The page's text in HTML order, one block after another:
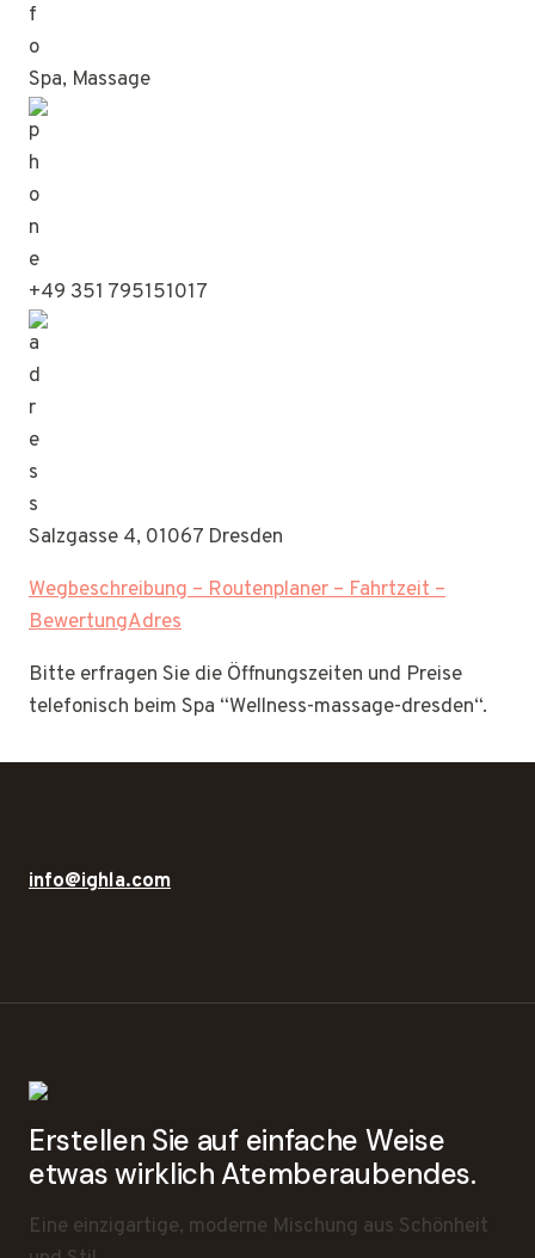
Spa, Massage
+49 351 795151017
Salzgasse 4, 01067 Dresden
Wegbeschreibung – Routenplaner – Fahrtzeit –
BewertungAdres
Bitte erfragen Sie die Öffnungszeiten und Preise
telefonisch beim Spa “Wellness-massage-dresden“.
info@ighla.com
Erstellen Sie auf einfache Weise
etwas wirklich Atemberaubendes.
Eine einzigartige, moderne Mischung aus Schönheit